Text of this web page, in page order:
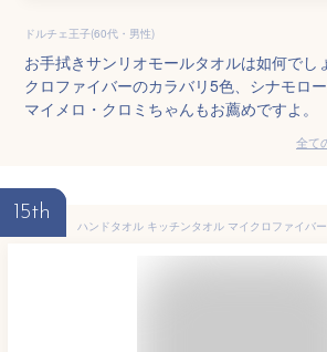
ドルチェ王子(60代・男性)
お手拭きサンリオモールタオルは如何でし
クロファイバーのカラバリ5色、シナモロ
マイメロ・クロミちゃんもお薦めですよ。
全て
15th